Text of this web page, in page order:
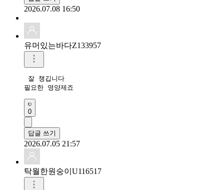
2026.07.08 16:50
유머있는바다Z133957
잘 챙깁니다
필요한 영양제죠
0
답글 쓰기
2026.07.05 21:57
탁월한원숭이U116517